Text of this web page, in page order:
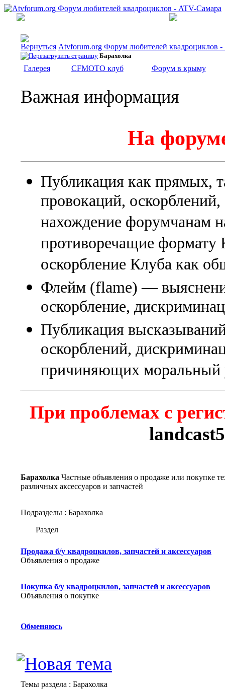
Atvforum.org Форум любителей квадроциклов
Барахолка
Галерея CFMOTO клуб Форум в крыму
Важная информация
На
Публикация как прямых,
провокаций,
нахождение форумчанам
противоречащие формату
оскорбление Клуба как
Флейм (flame) —
оскорбление,
Публикация
оскорблений,
причиняющих моральный
При проблемах с
Барахолка Частные объявления о продаже или покупке
различных аксессуаров и запчастей
Подразделы : Барахолка
Раздел
Продажа б/у квадроцкилов, запчастей и аксессуаров
Объявления о продаже
Покупка б/у квадроцкилов, запчастей и аксессуаров
Объявления о покупке
Обменяюсь
Темы раздела : Барахолка